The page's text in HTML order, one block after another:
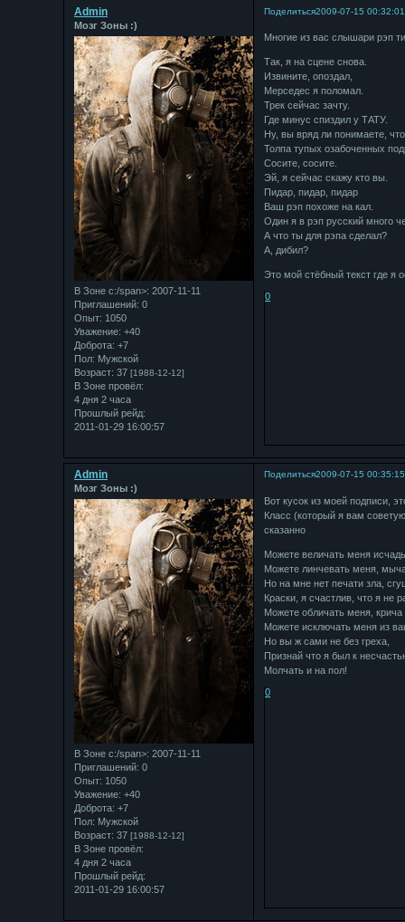
Поделиться2009-07-15 00:32:01
Admin
Мозг Зоны :)
В Зоне с:/span>: 2007-11-11
Приглашений: 0
Опыт: 1050
Уважение: +40
Доброта: +7
Пол: Мужской
Возраст: 37 [1988-12-12]
В Зоне провёл:
4 дня 2 часа
Прошлый рейд:
2011-01-29 16:00:57
Многие из вас слышари рэп
Так, я на сцене снова.
Извините, опоздал,
Мерседес я поломал.
Трек сейчас зачту.
Где минус спиздил у ТАТУ.
Ну, вы вряд ли понимаете,
Толпа тупых озабоченных
Сосите, сосите.
Эй, я сейчас скажу кто вы.
Пидар, пидар, пидар
Ваш рэп похоже на кал.
Один я в рэп русский много
А что ты для рэпа сделал?
А, дибил?
Это мой стёбный текст где
0
Поделиться2009-07-15 00:35:15
Admin
Мозг Зоны :)
В Зоне с:/span>: 2007-11-11
Приглашений: 0
Опыт: 1050
Уважение: +40
Доброта: +7
Пол: Мужской
Возраст: 37 [1988-12-12]
В Зоне провёл:
4 дня 2 часа
Прошлый рейд:
2011-01-29 16:00:57
Вот кусок из моей подписи,
Класс (который я вам
сказанно
Можете величать меня
Можете линчевать меня,
Но на мне нет печати зла,
Краски, я счастлив, что я не
Можете обличать меня, крича
Можете исключать меня из
Но вы ж сами не без греха,
Признай что я был к
Молчать и на пол!
0